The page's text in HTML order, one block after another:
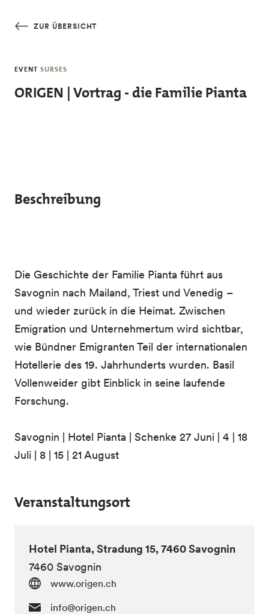
ZUR ÜBERSICHT
EVENT SURSES
ORIGEN | Vortrag - die Familie Pianta
Beschreibung
Die Geschichte der Familie Pianta führt aus
Savognin nach Mailand, Triest und Venedig –
und wieder zurück in die Heimat. Zwischen
Emigration und Unternehmertum wird sichtbar,
wie Bündner Emigranten Teil der internationalen
Hotellerie des 19. Jahrhunderts wurden. Basil
Vollenweider gibt Einblick in seine laufende
Forschung.
Savognin | Hotel Pianta | Schenke 27 Juni | 4 | 18
Juli | 8 | 15 | 21 August
Veranstaltungsort
Hotel Pianta, Stradung 15, 7460 Savognin
7460 Savognin
www.origen.ch
info@origen.ch